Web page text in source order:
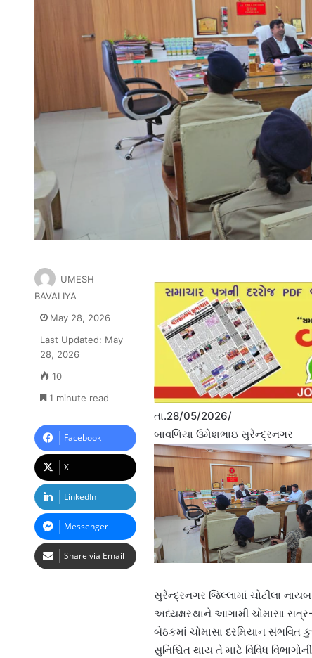
તા.28/05/2026/
બાવળિયા ઉમેશભાઇ સુરેન્દ્રનગર
સુરેન્દ્રનગર જિલ્લામાં ચોટીલા
અધ્યક્ષસ્થાને આગામી ચોમાસા
બેઠકમાં ચોમાસા દરમિયાન સંભવિત
સુનિશ્ચિત થાય તે માટે વિવિધ
UMESH
BAVALIYA
May 28, 2026
Last Updated: May
28, 2026
10
1 minute read
Facebook
X
LinkedIn
Messenger
Share via Email